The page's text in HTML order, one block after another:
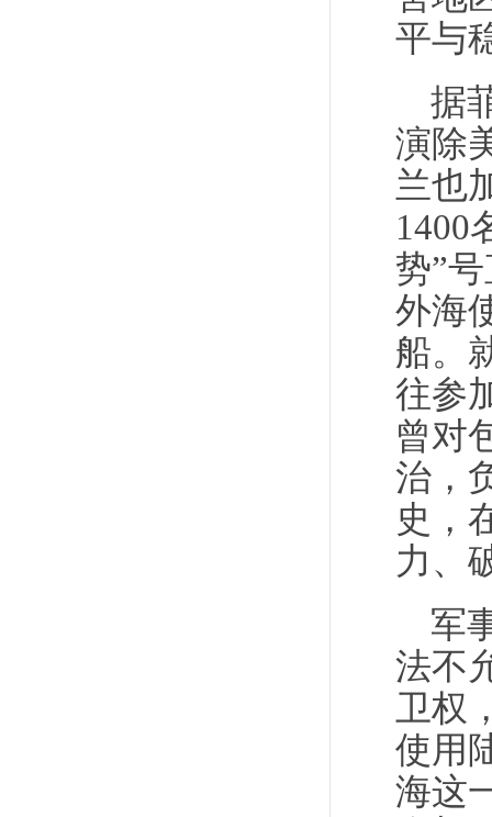
平与
据
演除
兰也
1400
势”
外海
船。
往参
曾对
治，
史，
力、
军
法不
卫权
使用
海这